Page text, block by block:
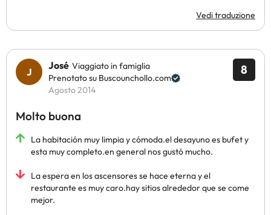
Vedi traduzione
8
José Viaggiato in famiglia
Prenotato su Buscounchollo.com
Agosto 2014
Molto buona
La habitación muy limpia y cómoda.el desayuno es bufet y
esta muy completo.en general nos gustó mucho.
La espera en los ascensores se hace eterna y el
restaurante es muy caro.hay sitios alrededor que se come
mejor.